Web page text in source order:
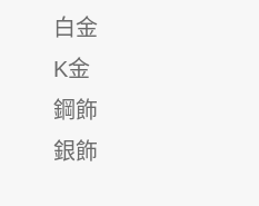
白金
K金
鋼飾
銀飾